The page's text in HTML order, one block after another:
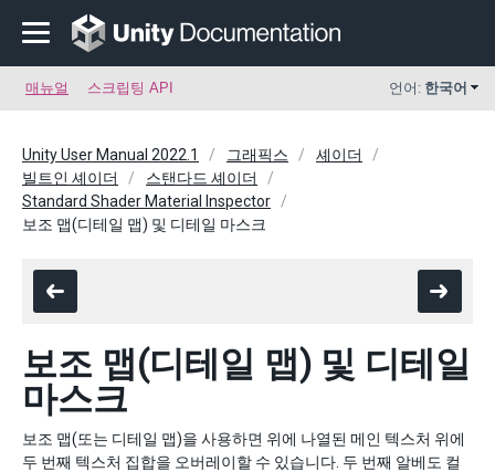
매뉴얼 스크립팅 API 언어: 한국어
Unity User Manual 2022.1 그래픽스
셰이더
빌트인 셰이더
스탠다드 셰이더
Standard Shader Material Inspector
보조 맵(디테일 맵) 및 디테일 마스크
보조 맵(디테일 맵) 및 디테일
마스크
보조 맵(또는 디테일 맵)을 사용하면 위에 나열된 메인 텍스처 위에
두 번째 텍스처 집합을 오버레이할 수 있습니다. 두 번째 알베도 컬